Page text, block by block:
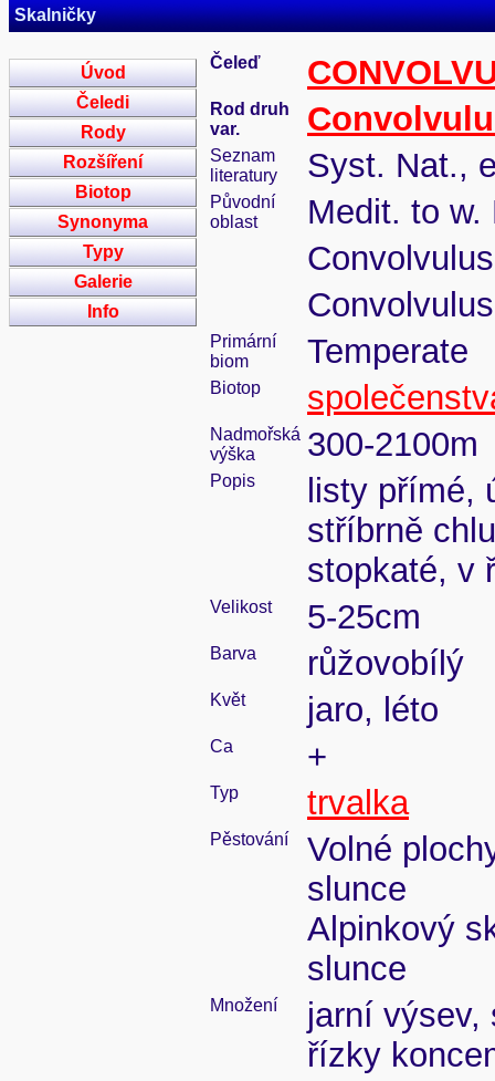
Skalničky
Úvod
Čeledi
Rody
Rozšíření
Biotop
Synonyma
Typy
Galerie
Info
Čeleď
Rod druh
var.
Seznam
literatury
Syst. Nat.,
Původní
oblast
Medit. to w.
Primární
biom
Temperate
Biotop
Nadmořská
výška
300-2100m
Popis
listy přímé,
stříbrně
stopkaté, v
Velikost 5-25cm
Barva růžovobílý
Květ jaro, léto
Ca +
Typ trvalka
Pěstování
Volné
slunce
Alpinkový
slunce
Množení
jarní výsev,
řízky